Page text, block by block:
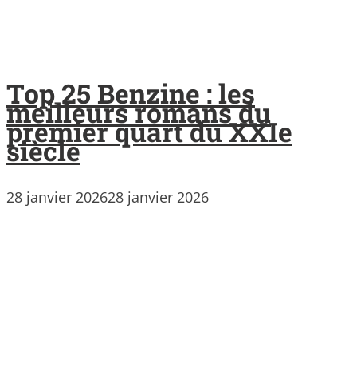
Top 25 Benzine : les
meilleurs romans du
premier quart du XXIe
siècle
28 janvier 202628 janvier 2026